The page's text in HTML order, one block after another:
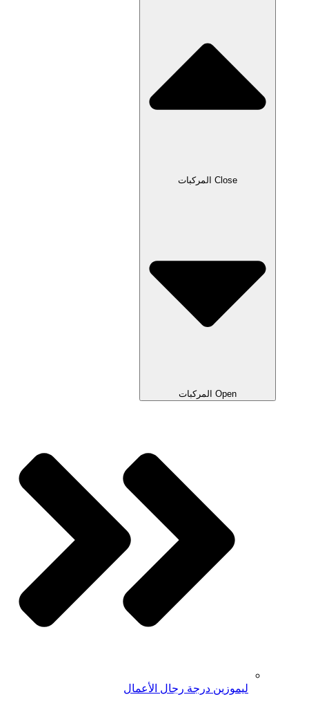
Close المركبات
Open المركبات
ليموزين درجة رجال الأعمال